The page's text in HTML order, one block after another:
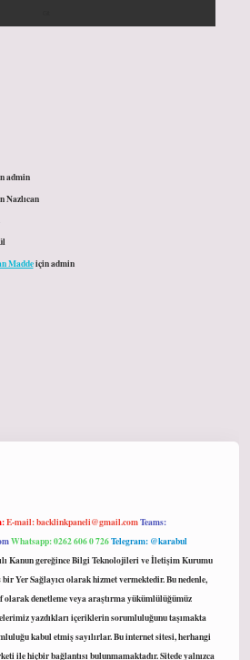
admin
Nazlıcan
Maddeiçinadmin
E-mail:backlinkpaneli@gmail.comTeams:
Whatsapp: 0262 606 0 726Telegram: @karabul
Kanun gereğince Bilgi Teknolojileri ve İletişim Kurumu
Yer Sağlayıcı olarak hizmet vermektedir. Bu nedenle,
denetleme veya araştırma yükümlülüğümüz
yazdıkları içeriklerin sorumluluğunu taşımakta
kabul etmiş sayılırlar. Bu internet sitesi, herhangi
ile hiçbir bağlantısı bulunmamaktadır. Sitede yalnızca